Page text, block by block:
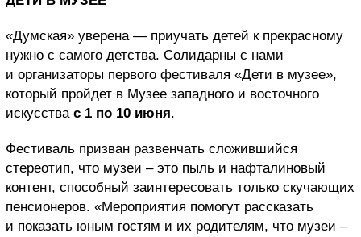
«Думская» уверена — приучать детей к прекрасному
нужно с самого детства. Солидарны с нами
и организаторы первого фестиваля «Дети в музее»,
который пройдет в Музее западного и восточного
искусства с 1 по 10 июня.
Фестиваль призван развенчать сложившийся
стереотип, что музеи – это пыль и нафталиновый
контент, способный заинтересовать только скучающих
пенсионеров. «Мероприятия помогут рассказать
и показать юным гостям и их родителям, что музеи –